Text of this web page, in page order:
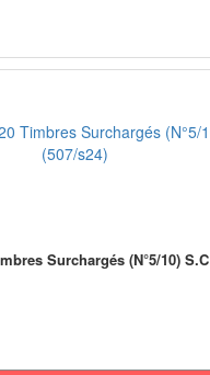
Surchargés (N°5/10) S.C